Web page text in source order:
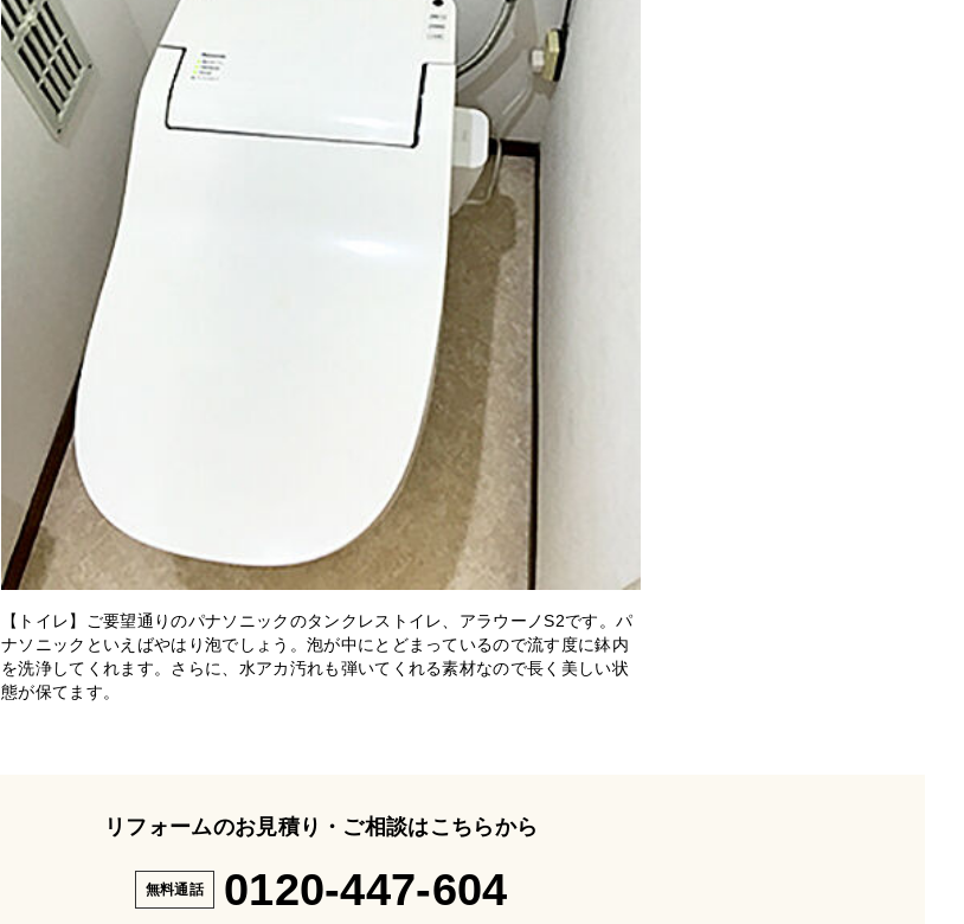
【トイレ】ご要望通りのパナソニックのタンクレストイレ、アラウーノS2です。パ
ナソニックといえばやはり泡でしょう。泡が中にとどまっているので流す度に鉢内
を洗浄してくれます。さらに、水アカ汚れも弾いてくれる素材なので長く美しい状
態が保てます。
リフォームのお見積り・ご相談はこちらから
無料通話 0120-447-604